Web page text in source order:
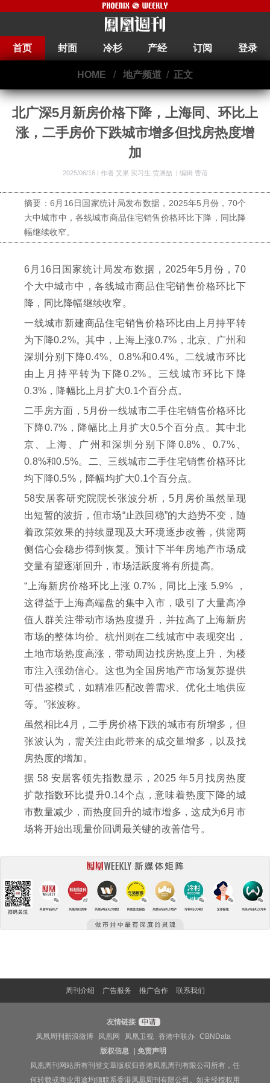
首页 封面 冷杉 产经 订阅 登录
HOME / 地产频道 / 正文
北广深5月新房价格下降，上海同、环比上
涨，二手房价下跌城市增多但找房热度增
加
2025/06/16 | 作者 艾果 实习生 贾渊喆 编辑 曹蓓
摘要：6月16日国家统计局发布数据，2025年5月份，70个
大中城市中，各线城市商品住宅销售价格环比下降，同比降
幅继续收窄。
6月16日国家统计局发布数据，2025年5月份，70
个大中城市中，各线城市商品住宅销售价格环比下
降，同比降幅继续收窄。
一线城市新建商品住宅销售价格环比由上月持平转
为下降0.2%。其中，上海上涨0.7%，北京、广州和
深圳分别下降0.4%、0.8%和0.4%。二线城市环比
由上月持平转为下降0.2%。三线城市环比下降
0.3%，降幅比上月扩大0.1个百分点。
二手房方面，5月份一线城市二手住宅销售价格环比
下降0.7%，降幅比上月扩大0.5个百分点。其中北
京、上海、广州和深圳分别下降0.8%、0.7%、
0.8%和0.5%。二、三线城市二手住宅销售价格环比
均下降0.5%，降幅均扩大0.1个百分点。
58安居客研究院院长张波分析，5月房价虽然呈现
出短暂的波折，但市场“止跌回稳”的大趋势不变，随
着政策效果的持续显现及大环境逐步改善，供需两
侧信心会稳步得到恢复。预计下半年房地产市场成
交量有望逐渐回升，市场活跃度将有所提高。
“上海新房价格环比上涨 0.7%，同比上涨 5.9% ，
这得益于上海高端盘的集中入市，吸引了大量高净
值人群关注带动市场热度提升，并拉高了上海新房
市场的整体均价。杭州则在二线城市中表现突出，
土地市场热度高涨，带动周边找房热度上升，为楼
市注入强劲信心。这也为全国房地产市场复苏提供
可借鉴模式，如精准匹配改善需求、优化土地供应
等。”张波称。
虽然相比4月，二手房价格下跌的城市有所增多，但
张波认为，需关注由此带来的成交量增多，以及找
房热度的增加。
据 58 安居客领先指数显示，2025 年5月找房热度
扩散指数环比提升0.14个点，意味着热度下降的城
市数量减少，而热度回升的城市增多，这成为6月市
场将开始出现量价回调最关键的改善信号。
周刊介绍 广告服务 推广合作 联系我们
友情链接
申请
凤凰周刊新浪微博
凤凰网 凤凰卫视 香港中联办
CBNData
版权信息
|免责声明
凤凰周刊网站所有刊登文章版权归香港凤凰周刊有限公司所有，任
何转载或商业用途均须联系香港凤凰周刊有限公司。如未经授权用